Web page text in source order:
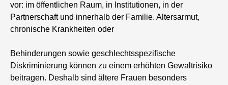
vor: im öffentlichen Raum, in Institutionen, in der
Partnerschaft und innerhalb der Familie. Altersarmut,
chronische Krankheiten oder
Behinderungen sowie geschlechtsspezifische
Diskriminierung können zu einem erhöhten Gewaltrisiko
beitragen. Deshalb sind ältere Frauen besonders